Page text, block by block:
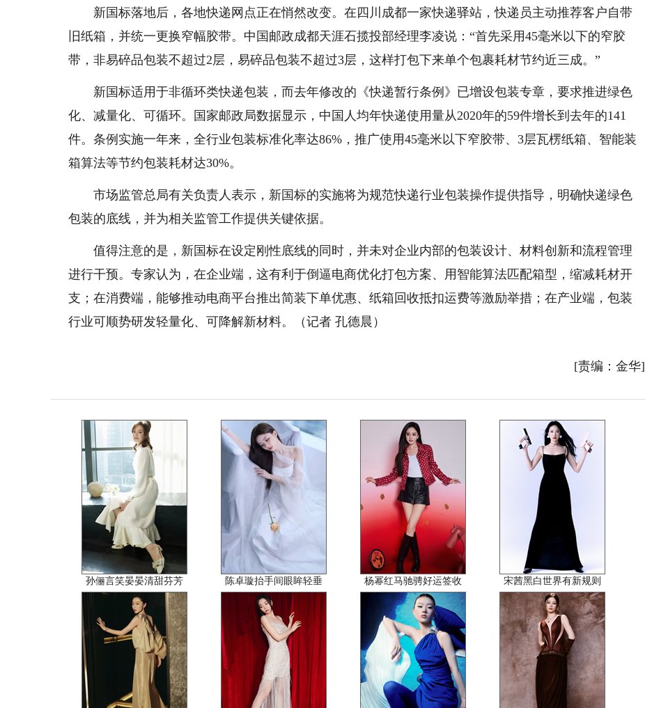
新国标落地后，各地快递网点正在悄然改变。在四川成都一家快递驿站，快递员主动推荐客户自带
旧纸箱，并统一更换窄幅胶带。中国邮政成都天涯石揽投部经理李凌说：“首先采用45毫米以下的窄胶
带，非易碎品包装不超过2层，易碎品包装不超过3层，这样打包下来单个包裹耗材节约近三成。”
新国标适用于非循环类快递包装，而去年修改的《快递暂行条例》已增设包装专章，要求推进绿色
化、减量化、可循环。国家邮政局数据显示，中国人均年快递使用量从2020年的59件增长到去年的141
件。条例实施一年来，全行业包装标准化率达86%，推广使用45毫米以下窄胶带、3层瓦楞纸箱、智能装
箱算法等节约包装耗材达30%。
市场监管总局有关负责人表示，新国标的实施将为规范快递行业包装操作提供指导，明确快递绿色
包装的底线，并为相关监管工作提供关键依据。
值得注意的是，新国标在设定刚性底线的同时，并未对企业内部的包装设计、材料创新和流程管理
进行干预。专家认为，在企业端，这有利于倒逼电商优化打包方案、用智能算法匹配箱型，缩减耗材开
支；在消费端，能够推动电商平台推出简装下单优惠、纸箱回收抵扣运费等激励举措；在产业端，包装
行业可顺势研发轻量化、可降解新材料。（记者 孔德晨）
[责编：金华]
孙俪言笑晏晏清甜芬芳 陈卓璇抬手间眼眸轻垂 杨幂红马驰骋好运签收 宋茜黑白世界有新规则